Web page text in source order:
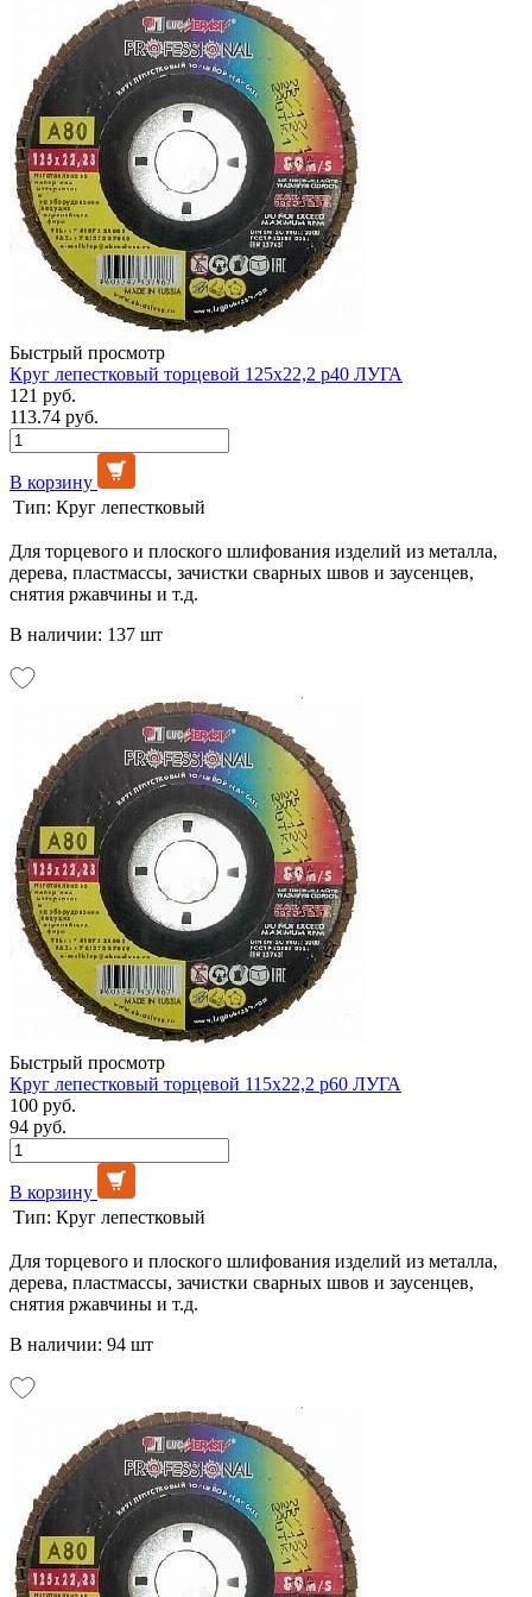
Быстрый просмотр
Круг лепестковый торцевой 125х22,2 р40 ЛУГА
121 руб.
113.74 руб.
В корзину
Тип: Круг лепестковый
Для торцевого и плоского шлифования изделий из металла,
дерева, пластмассы, зачистки сварных швов и заусенцев,
снятия ржавчины и т.д.
В наличии: 137 шт
Быстрый просмотр
Круг лепестковый торцевой 115х22,2 р60 ЛУГА
100 руб.
94 руб.
В корзину
Тип: Круг лепестковый
Для торцевого и плоского шлифования изделий из металла,
дерева, пластмассы, зачистки сварных швов и заусенцев,
снятия ржавчины и т.д.
В наличии: 94 шт